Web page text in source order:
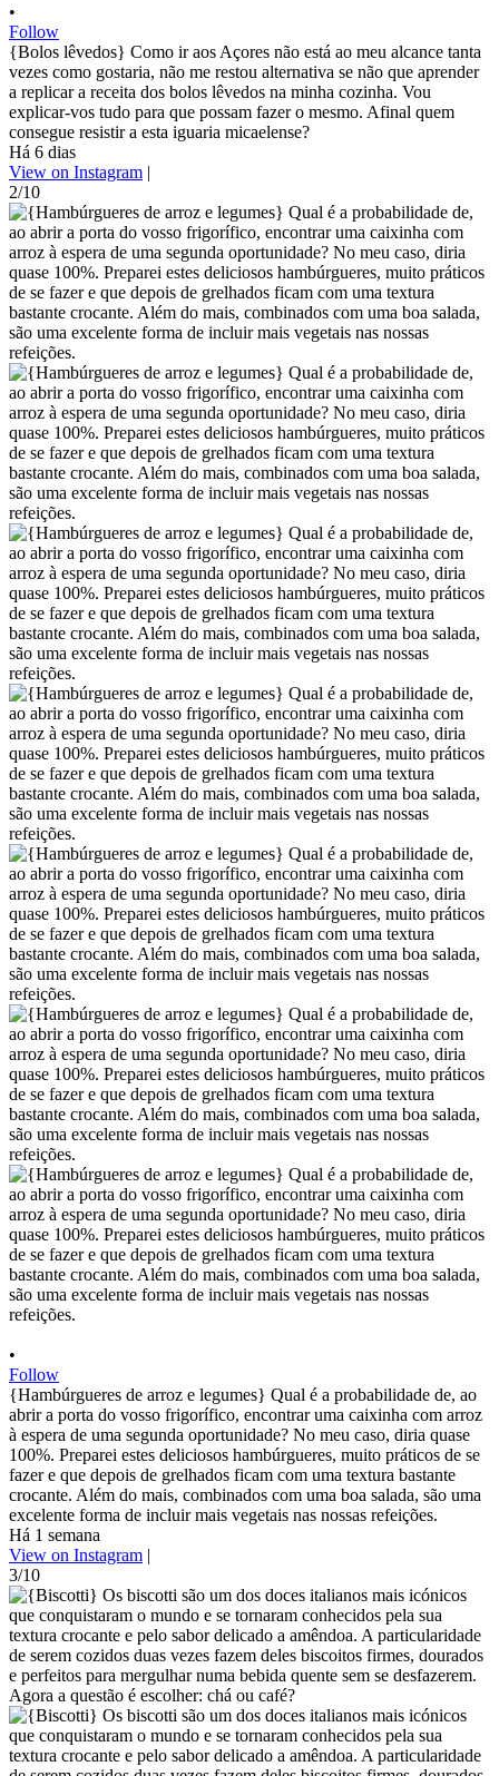
•
Follow
{Bolos lêvedos} Como ir aos Açores não está ao meu alcance tanta
vezes como gostaria, não me restou alternativa se não que aprender
a replicar a receita dos bolos lêvedos na minha cozinha. Vou
explicar-vos tudo para que possam fazer o mesmo. Afinal quem
consegue resistir a esta iguaria micaelense?
Há 6 dias
View on Instagram |
2/10
•
Follow
{Hambúrgueres de arroz e legumes} Qual é a probabilidade de, ao
abrir a porta do vosso frigorífico, encontrar uma caixinha com arroz
à espera de uma segunda oportunidade? No meu caso, diria quase
100%. Preparei estes deliciosos hambúrgueres, muito práticos de se
fazer e que depois de grelhados ficam com uma textura bastante
crocante. Além do mais, combinados com uma boa salada, são uma
excelente forma de incluir mais vegetais nas nossas refeições.
Há 1 semana
View on Instagram |
3/10